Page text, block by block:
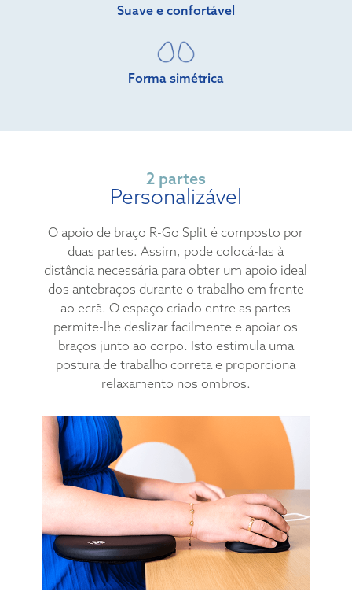
Suave e confortável
Forma simétrica
2 partes
Personalizável
O apoio de braço R-Go Split é composto por
duas partes. Assim, pode colocá-las à
distância necessária para obter um apoio ideal
dos antebraços durante o trabalho em frente
ao ecrã. O espaço criado entre as partes
permite-lhe deslizar facilmente e apoiar os
braços junto ao corpo. Isto estimula uma
postura de trabalho correta e proporciona
relaxamento nos ombros.